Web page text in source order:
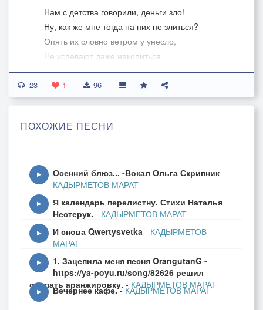
Нам с детства говорили, деньги зло!
Ну, как же мне тогда на них не злиться?
Опять их словно ветром у унесло,
Не успевают даже накопиться.
Я красный кошелек себе куплю,
На счастье положу в него монету,
И заговор чудесный нашепчу,
ПРИПЕВ:
Они, как приведенье
Исчезнуть норовят.
А любят деньги только
Того , кто любит их
И не считает сколько,
Есть денег у других.
Куплю себе машину и манто,
И ехать буду , взгляд даря манерный.
23 1 96
ПОХОЖИЕ ПЕСНИ
▶ Осенний блюз... -Вокал Ольга Скрипник -
КАДЫРМЕТОВ МАРАТ
▶
Я календарь перелистну. Стихи Наталья
Нестерук. - КАДЫРМЕТОВ МАРАТ
▶ И снова Qwertysvetka - КАДЫРМЕТОВ
МАРАТ
▶
1. Зацепила меня песня OrangutanG -
https://ya-poyu.ru/song/82626 решил
сделать аранжировку. - КАДЫРМЕТОВ МАРАТ
▶ Вечернее кафе.- КАДЫРМЕТОВ МАРАТ